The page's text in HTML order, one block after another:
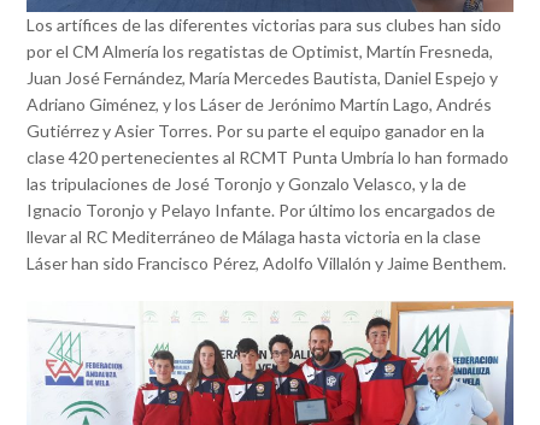
Los artífices de las diferentes victorias para sus clubes han sido
por el CM Almería los regatistas de Optimist, Martín Fresneda,
Juan José Fernández, María Mercedes Bautista, Daniel Espejo y
Adriano Giménez, y los Láser de Jerónimo Martín Lago, Andrés
Gutiérrez y Asier Torres. Por su parte el equipo ganador en la
clase 420 pertenecientes al RCMT Punta Umbría lo han formado
las tripulaciones de José Toronjo y Gonzalo Velasco, y la de
Ignacio Toronjo y Pelayo Infante. Por último los encargados de
llevar al RC Mediterráneo de Málaga hasta victoria en la clase
Láser han sido Francisco Pérez, Adolfo Villalón y Jaime Benthem.